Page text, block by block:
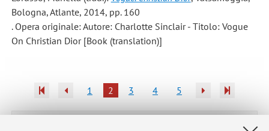
Bologna, Atlante, 2014, pp. 160
. Opera originale: Autore: Charlotte Sinclair - Titolo: Vogue
On Christian Dior [Book (translation)]
1 2 3 4 5